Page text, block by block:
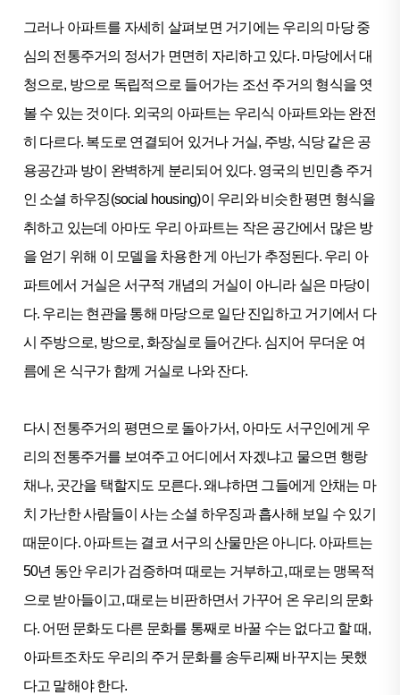
그러나 아파트를 자세히 살펴보면 거기에는 우리의 마당 중
심의 전통주거의 정서가 면면히 자리하고 있다. 마당에서 대
청으로, 방으로 독립적으로 들어가는 조선 주거의 형식을 엿
볼 수 있는 것이다. 외국의 아파트는 우리식 아파트와는 완전
히 다르다. 복도로 연결되어 있거나 거실, 주방, 식당 같은 공
용공간과 방이 완벽하게 분리되어 있다. 영국의 빈민층 주거
인 소셜 하우징(social housing)이 우리와 비슷한 평면 형식을
취하고 있는데 아마도 우리 아파트는 작은 공간에서 많은 방
을 얻기 위해 이 모델을 차용한 게 아닌가 추정된다. 우리 아
파트에서 거실은 서구적 개념의 거실이 아니라 실은 마당이
다. 우리는 현관을 통해 마당으로 일단 진입하고 거기에서 다
시 주방으로, 방으로, 화장실로 들어간다. 심지어 무더운 여
름에 온 식구가 함께 거실로 나와 잔다.
다시 전통주거의 평면으로 돌아가서, 아마도 서구인에게 우
리의 전통주거를 보여주고 어디에서 자겠냐고 물으면 행랑
채나, 곳간을 택할지도 모른다. 왜냐하면 그들에게 안채는 마
치 가난한 사람들이 사는 소셜 하우징과 흡사해 보일 수 있기
때문이다. 아파트는 결코 서구의 산물만은 아니다. 아파트는
50년 동안 우리가 검증하며 때로는 거부하고, 때로는 맹목적
으로 받아들이고, 때로는 비판하면서 가꾸어 온 우리의 문화
다. 어떤 문화도 다른 문화를 통째로 바꿀 수는 없다고 할 때,
아파트조차도 우리의 주거 문화를 송두리째 바꾸지는 못했
다고 말해야 한다.